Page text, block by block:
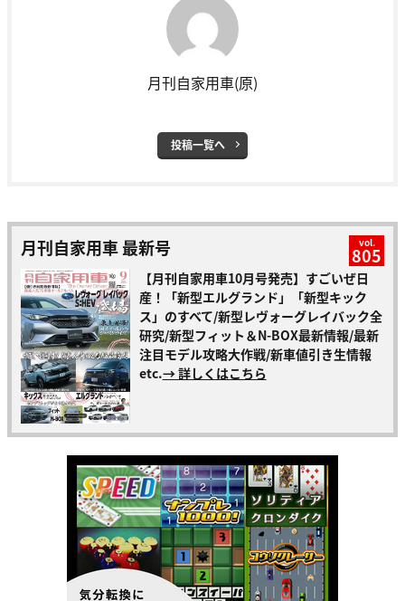
月刊自家用車(原)
投稿一覧へ
月刊自家用車 最新号 vol.
805
【月刊自家用車10月号発売】すごいぜ日
産！「新型エルグランド」「新型キック
ス」のすべて/新型レヴォーグレイバック全
研究/新型フィット＆N-BOX最新情報/最新
注目モデル攻略大作戦/新車値引き生情報
etc.→ 詳しくはこちら